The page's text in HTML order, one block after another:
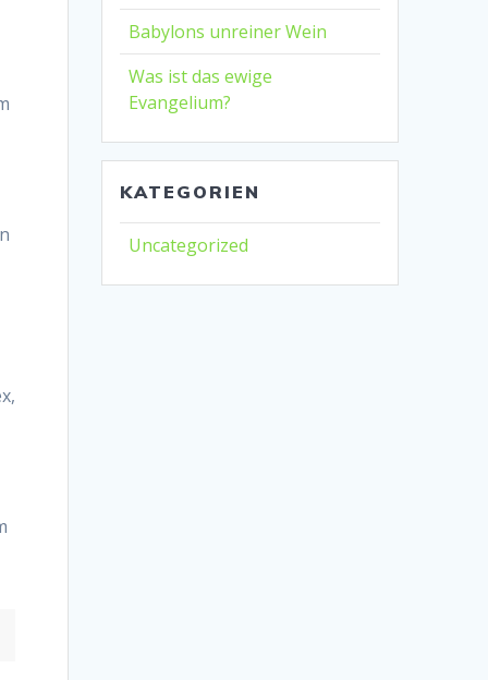
Babylons unreiner Wein
Was ist das ewige
Evangelium?
KATEGORIEN
Uncategorized